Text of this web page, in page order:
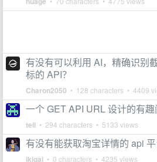
有没有可以利用 AI，精确识别
标的 API？
Charon2050 • 128 characters • 4409
一个 GET API URL 设计的有
teli • 294 characters • 5133 views
有没有能获取淘宝详情的 api
ikigai • 0 characters • 4235 views